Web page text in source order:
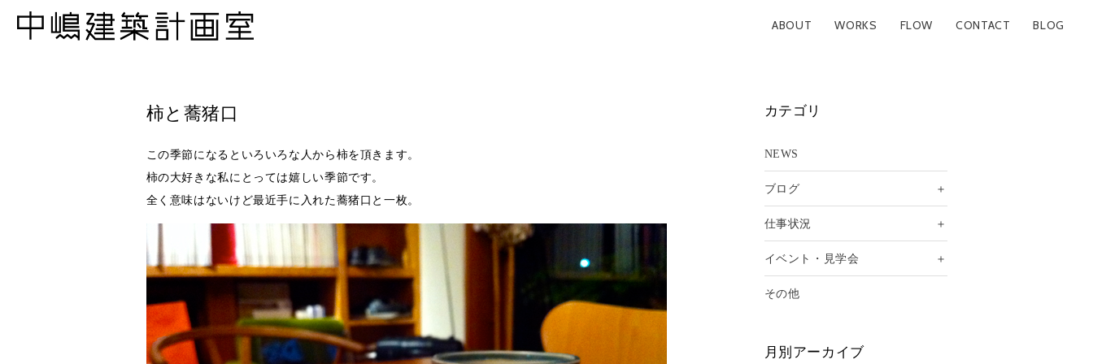
ABOUT WORKS FLOW CONTACT BLOG
柿と蕎猪口
この季節になるといろいろな人から柿を頂きます。
柿の大好きな私にとっては嬉しい季節です。
全く意味はないけど最近手に入れた蕎猪口と一枚。
カテゴリ
NEWS
ブログ ＋
仕事状況 ＋
イベント・見学会 ＋
その他
月別アーカイブ